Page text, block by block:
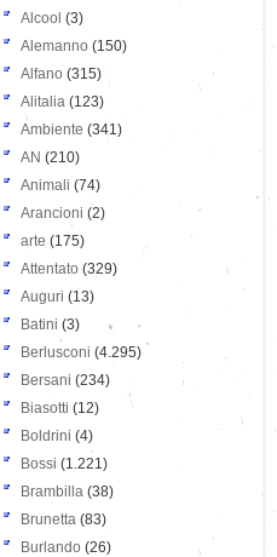
Alcool (3)
Alemanno (150)
Alfano (315)
Alitalia (123)
Ambiente (341)
AN (210)
Animali (74)
Arancioni (2)
arte (175)
Attentato (329)
Auguri (13)
Batini (3)
Berlusconi (4.295)
Bersani (234)
Biasotti (12)
Boldrini (4)
Bossi (1.221)
Brambilla (38)
Brunetta (83)
Burlando (26)